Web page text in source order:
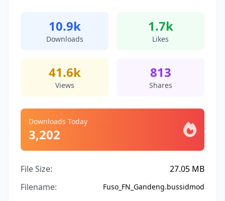
10.9k
Downloads
1.7k
Likes
41.6k
Views
813
Shares
Downloads Today
3,202
File Size:
27.05 MB
Filename:
Fuso_FN_Gandeng.bussidmod